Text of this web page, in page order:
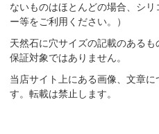
ないものはほとんどの場合、シ
ー等をご利用ください。）
天然石に穴サイズの記載のある
保証対象ではありません。
当店サイト上にある画像、文章
す。転載は禁止します。